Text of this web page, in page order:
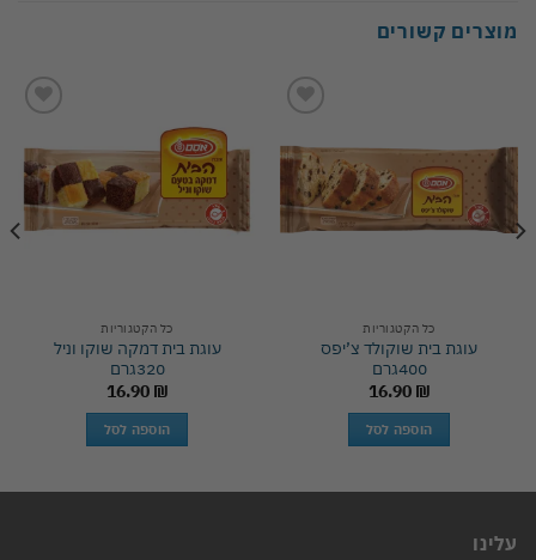
מוצרים קשורים
wishlist
כל הקטגוריות
עוגת בית שוקולד צ’יפס
400גרם
16.90 ₪
הוספה לסל
wishlist
כל הקטגוריות
עוגת בית דמקה שוקו וניל
320גרם
16.90 ₪
הוספה לסל
עלינו